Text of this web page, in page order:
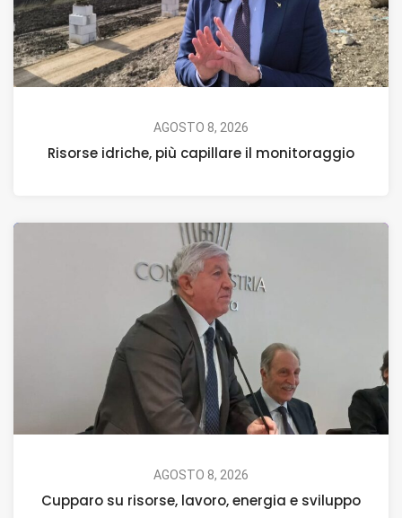
AGOSTO 8, 2026
Risorse idriche, più capillare il monitoraggio
AGOSTO 8, 2026
Cupparo su risorse, lavoro, energia e sviluppo